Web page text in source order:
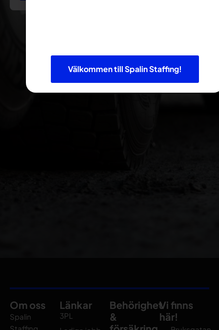
Om oss
Spalin
Länkar
3PL
Behörighet
&
Vi finns
här!
Välkommen till Spalin Staffing!